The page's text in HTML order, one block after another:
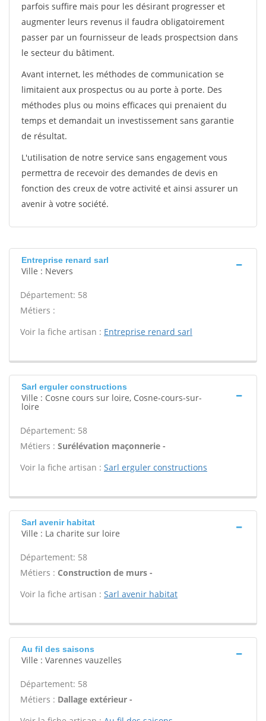
parfois suffire mais pour les désirant progresser et
augmenter leurs revenus il faudra obligatoirement
passer par un fournisseur de leads prospectsion dans
le secteur du bâtiment.
Avant internet, les méthodes de communication se
limitaient aux prospectus ou au porte à porte. Des
méthodes plus ou moins efficaces qui prenaient du
temps et demandait un investissement sans garantie
de résultat.
L'utilisation de notre service sans engagement vous
permettra de recevoir des demandes de devis en
fonction des creux de votre activité et ainsi assurer un
avenir à votre société.
Entreprise renard sarl
Ville : Nevers
Département: 58
Métiers :
Voir la fiche artisan : Entreprise renard sarl
Sarl erguler constructions
Ville : Cosne cours sur loire, Cosne-cours-sur-
loire
Département: 58
Métiers : Surélévation maçonnerie -
Voir la fiche artisan : Sarl erguler constructions
Sarl avenir habitat
Ville : La charite sur loire
Département: 58
Métiers : Construction de murs -
Voir la fiche artisan : Sarl avenir habitat
Au fil des saisons
Ville : Varennes vauzelles
Département: 58
Métiers : Dallage extérieur -